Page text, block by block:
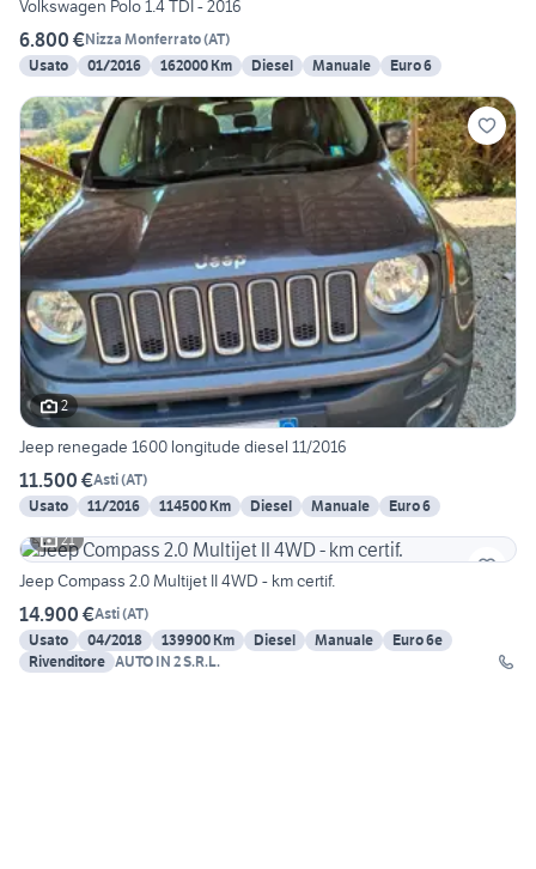
Volkswagen Polo 1.4 TDI - 2016
6.800 €Nizza Monferrato(AT)
Usato
01/2016 162000 Km Diesel Manuale Euro 6
2
Jeep renegade 1600 longitude diesel 11/2016
11.500 €Asti(AT)
Usato
11/2016 114500 Km Diesel Manuale
Euro 6
21
Jeep Compass 2.0 Multijet II 4WD - km certif.
14.900 €Asti(AT)
Usato
04/2018 139900 Km Diesel Manuale
Euro 6e
Rivenditore AUTO IN 2 S.R.L.